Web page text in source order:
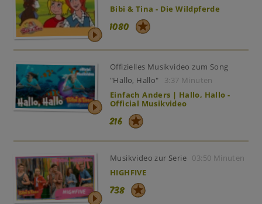
Bibi & Tina - Die Wildpferde
1080
Offizielles Musikvideo zum Song
"Hallo, Hallo"
3:37 Minuten
Einfach Anders | Hallo, Hallo -
Official Musikvideo
216
Musikvideo zur Serie 03:50 Minuten
HIGHFIVE
738